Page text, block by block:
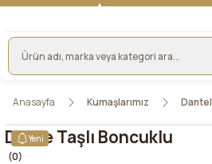
Anasayfa Kumaşlarımız Dantel
Yeni
Doree Taşlı Boncuklu
(0)